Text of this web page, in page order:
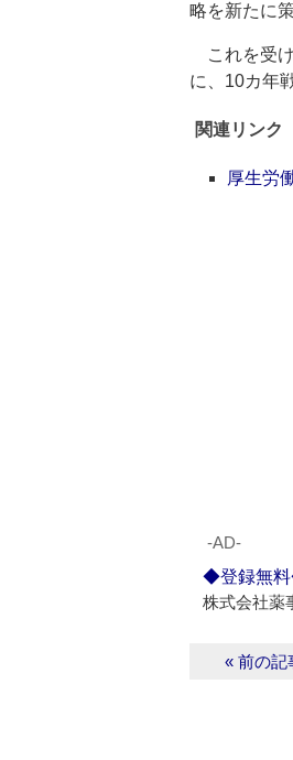
略を新たに
これを受け
に、10カ年
関連リンク
厚生労
‐AD‐
◆登録無料
株式会社薬
« 前の記